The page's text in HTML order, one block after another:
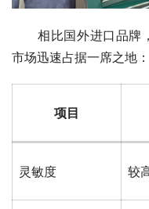
相比国外进口品牌，
市场迅速占据一席之地：
项目
灵敏度 较